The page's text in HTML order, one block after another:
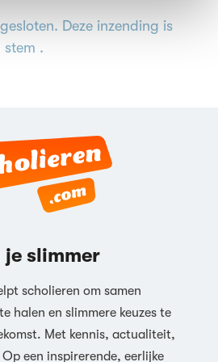
Deze inzending is
stem .
je slimmer
scholieren om samen
halen en slimmere keuzes te
Met kennis, actualiteit,
een inspirerende, eerlijke